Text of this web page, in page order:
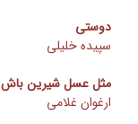
دوستی
سپیده خلیلی
مثل عسل شیرین باش
ارغوان غلامی